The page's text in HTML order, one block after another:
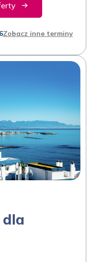
Zobacz inne terminy
dla